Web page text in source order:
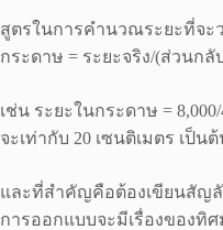
สูตรในการคำนวณระยะที่จะ
กระดาษ = ระยะจริง/(ส่วนก
เช่น ระยะในกระดาษ =
จะเท่ากับ 20 เซนติเมตร เป็น
และที่สำคัญคือต้องเขียนสัญลั
การออกแบบจะมีเรื่องของทิศ